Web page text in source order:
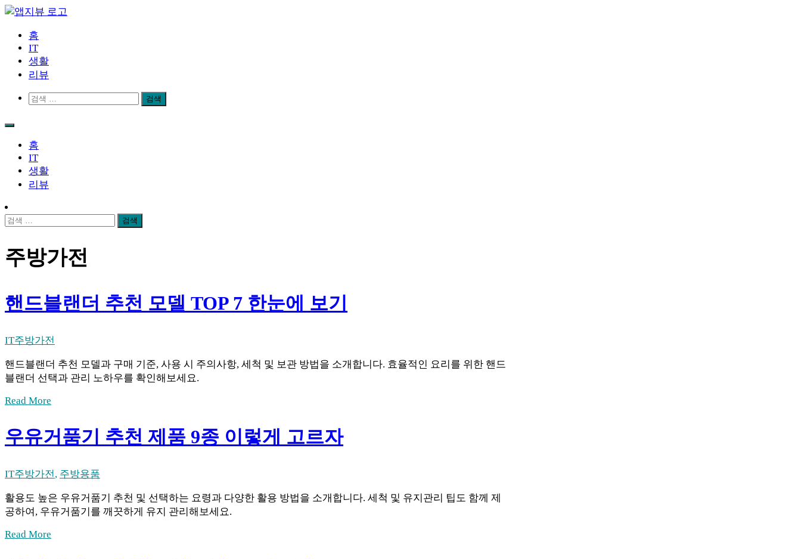
Skip
content
앱지뷰
적절하고 좋은 상품 리뷰
홈
IT
생활
리뷰
검
홈
IT
생활
리뷰
검
주방가전
핸드블랜더 추천 모델 TOP 7 한눈에 보기
IT주방가전
핸드블랜더 추천 모델과 구매 기준, 사용 시 주의사항, 세척 및 보관 방법을 소개합니다. 효율적인 요리를 위한 핸드
블랜더 선택과 관리 노하우를 확인해보세요.
Read More
우유거품기 추천 제품 9종 이렇게 고르자
IT주방가전 , 주방용품
활용도 높은 우유거품기 추천 및 선택하는 요령과 다양한 활용 방법을 소개합니다. 세척 및 유지관리 팁도 함께 제
공하여, 우유거품기를 깨끗하게 유지 관리해보세요.
Read More